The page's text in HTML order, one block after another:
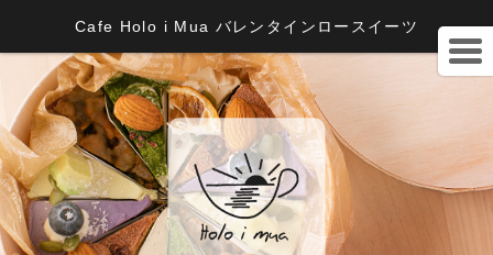
Cafe Holo i Mua バレンタインロースイーツ